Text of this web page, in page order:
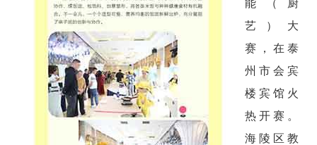
能（厨
艺）大
赛，在泰
州市会宾
楼宾馆火
热开赛。
海陵区教